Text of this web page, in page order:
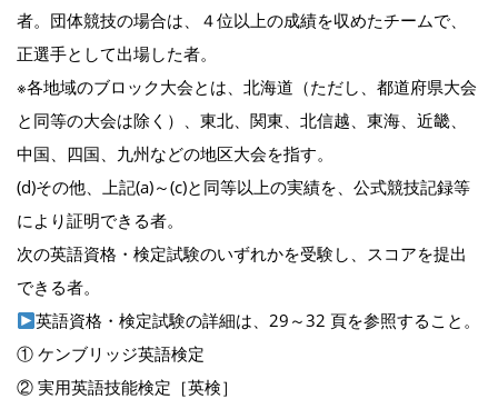
者。団体競技の場合は、４位以上の成績を収めたチームで、
正選手として出場した者。
※各地域のブロック大会とは、北海道（ただし、都道府県大会
と同等の大会は除く）、東北、関東、北信越、東海、近畿、
中国、四国、九州などの地区大会を指す。
(d)その他、上記(a)～(c)と同等以上の実績を、公式競技記録等
により証明できる者。
次の英語資格・検定試験のいずれかを受験し、スコアを提出
できる者。
英語資格・検定試験の詳細は、29～32 頁を参照すること。
① ケンブリッジ英語検定
② 実用英語技能検定［英検］